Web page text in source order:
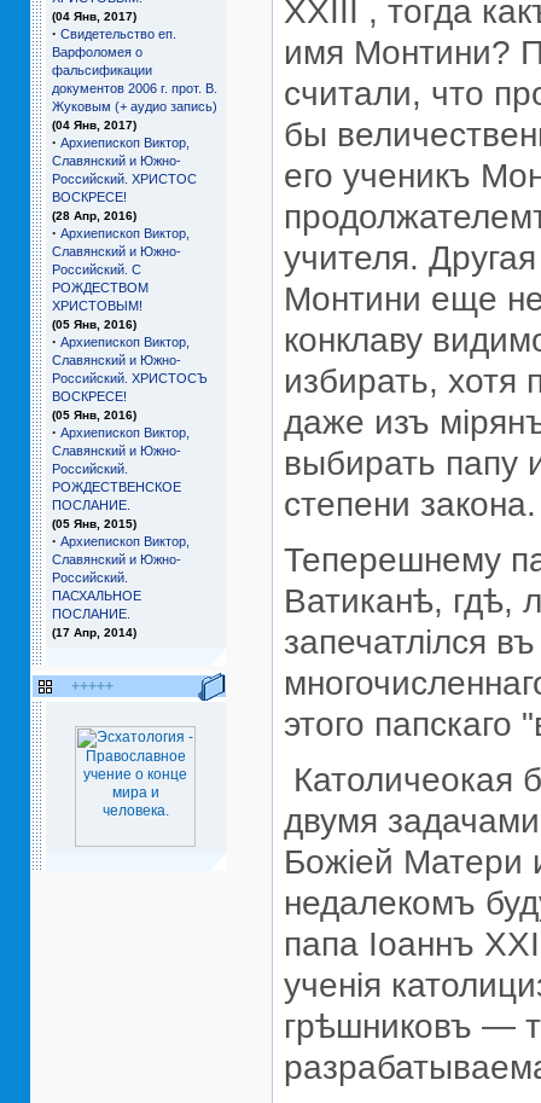
(04 Янв, 2017)
· Свидетельство еп.
Варфоломея о
фальсификации
документов 2006 г. прот. В.
Жуковым (+ аудио запись)
(04 Янв, 2017)
· Архиепископ Виктор,
Славянский и Южно-
Российский. ХРИСТОС
ВОСКРЕСЕ!
(28 Апр, 2016)
· Архиепископ Виктор,
Славянский и Южно-
Российский. С
РОЖДЕСТВОМ
ХРИСТОВЫМ!
(05 Янв, 2016)
· Архиепископ Виктор,
Славянский и Южно-
Российский. ХРИСТОСЪ
ВОСКРЕСЕ!
(05 Янв, 2016)
· Архиепископ Виктор,
Славянский и Южно-
Российский.
РОЖДЕСТВЕНСКОЕ
ПОСЛАНИЕ.
(05 Янв, 2015)
· Архиепископ Виктор,
Славянский и Южно-
Российский.
ПАСХАЛЬНОЕ
ПОСЛАНИЕ.
(17 Апр, 2014)
+++++
ХХIII , тогда
имя Монтини?
считали, что
бы
его ученикъ
учителя.
Монтини еще
конклаву
избирать,
даже изъ
выбирать папу
степени закона.
Теперешнему
Ватиканѣ, гдѣ,
запечатлiлся
этого папскаго
Католичеокая
двумя
Божiей Матери
недалекомъ
папа Iоаннъ
ученiя
грѣшниковъ —